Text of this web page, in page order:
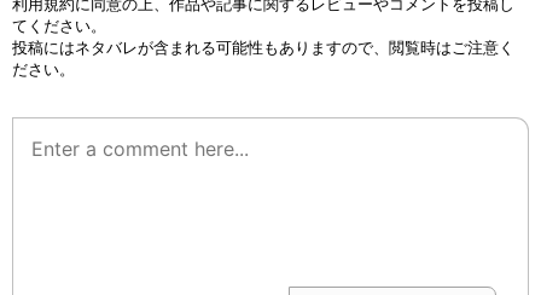
てください。
投稿にはネタバレが含まれる可能性もありますので、閲覧時はご注意く
ださい。